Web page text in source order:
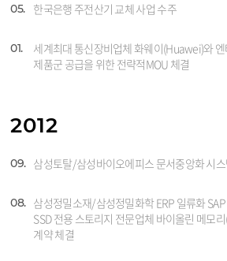
05. 한국은행 주전산기 교체 사업 수주
01.
세계최대 통신장비업체 화웨이(Huawei)와
제품군 공급을 위한 전략적MOU 체결
2012
09. 삼성토탈/삼성바이오에피스 문서중앙화 시
08. 삼성정밀소재/삼성정밀화학 ERP 일류화
SSD 전용 스토리지 전문업체 바이올린 메모
계약 체결